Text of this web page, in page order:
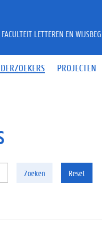
PROJECTEN
FACULTEIT LETTEREN EN
Zoeken Reset